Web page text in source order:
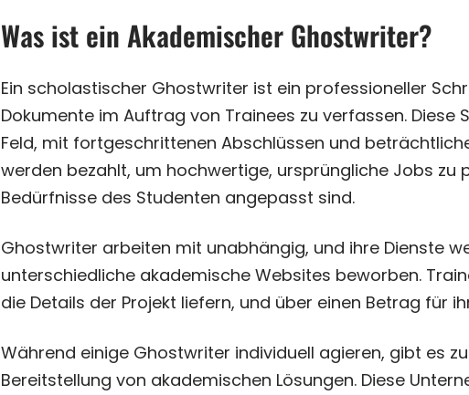
Was ist ein Akademischer Ghostwriter?
Ein scholastischer Ghostwriter ist ein professioneller
Dokumente im Auftrag von Trainees zu verfassen. Diese
Feld, mit fortgeschrittenen Abschlüssen und
werden bezahlt, um hochwertige, ursprüngliche Jobs zu
Bedürfnisse des Studenten angepasst sind.
Ghostwriter arbeiten mit unabhängig, und ihre Dienste
unterschiedliche akademische Websites beworben.
die Details der Projekt liefern, und über einen Betrag für
Während einige Ghostwriter individuell agieren, gibt es
Bereitstellung von akademischen Lösungen. Diese